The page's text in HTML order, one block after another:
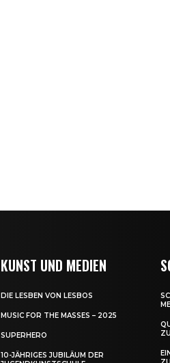
KUNST UND MEDIEN
DIE LESBEN VON LESBOS
MUSIC FOR THE MASSES – 2025
SUPERHERO
10-JÄHRIGES JUBILÄUM DER